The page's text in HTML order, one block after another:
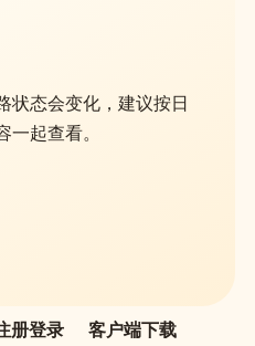
状态会变化，建议按日
一起查看。
册登录 客户端下载